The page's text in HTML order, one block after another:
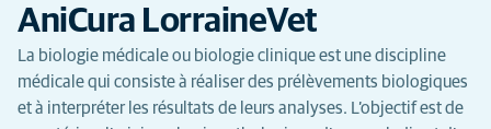
AniCura LorraineVet
La biologie médicale ou biologie clinique est une discipline
médicale qui consiste à réaliser des prélèvements biologiques
et à interpréter les résultats de leurs analyses. L’objectif est de